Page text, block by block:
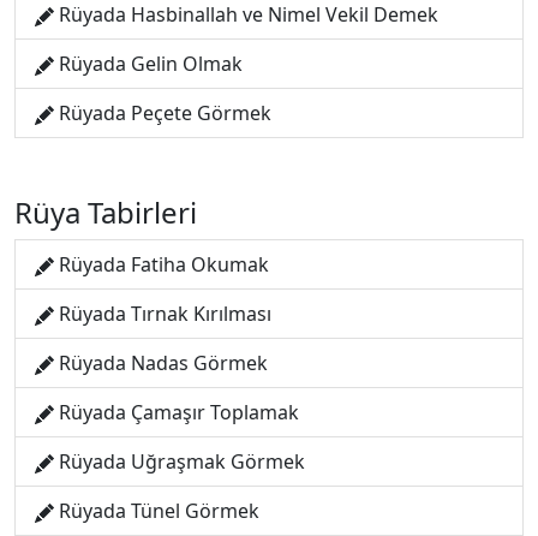
Rüyada Hasbinallah ve Nimel Vekil Demek
Rüyada Gelin Olmak
Rüyada Peçete Görmek
Rüya Tabirleri
Rüyada Fatiha Okumak
Rüyada Tırnak Kırılması
Rüyada Nadas Görmek
Rüyada Çamaşır Toplamak
Rüyada Uğraşmak Görmek
Rüyada Tünel Görmek